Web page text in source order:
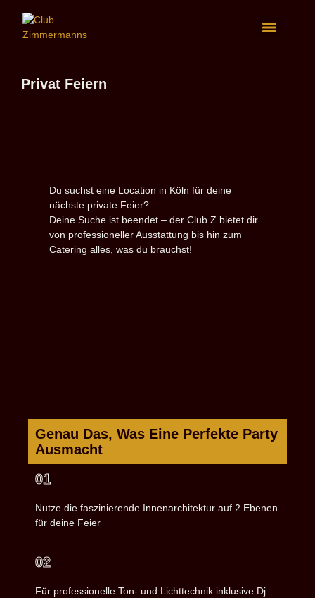
Privat Feiern
Du suchst eine Location in Köln für deine
nächste private Feier?
Deine Suche ist beendet – der Club Z bietet dir
von professioneller Ausstattung bis hin zum
Catering alles, was du brauchst!
Genau Das, Was Eine Perfekte Party
Ausmacht
01
Nutze die faszinierende Innenarchitektur auf 2 Ebenen
für deine Feier
02
Für professionelle Ton- und Lichttechnik inklusive Dj